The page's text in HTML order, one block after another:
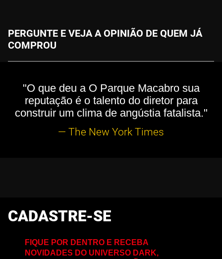
PERGUNTE E VEJA A OPINIÃO DE QUEM JÁ
COMPROU
"O que deu a O Parque Macabro sua
reputação é o talento do diretor para
construir um clima de angústia fatalista."
— The New York Times
CADASTRE-SE
FIQUE POR DENTRO E RECEBA
NOVIDADES DO UNIVERSO DARK,